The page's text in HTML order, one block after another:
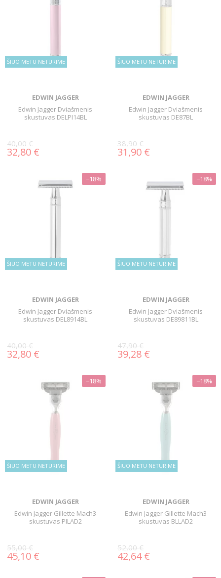
ŠIUO METU NETURIME
EDWIN JAGGER
Edwin Jagger Dviašmenis
skustuvas DELPI14BL
40,00 €
32,80 €
ŠIUO METU NETURIME
EDWIN JAGGER
Edwin Jagger Dviašmenis
skustuvas DE87BL
38,90 €
31,90 €
ŠIUO METU NETURIME
−18%
EDWIN JAGGER
Edwin Jagger Dviašmenis
skustuvas DEL8914BL
40,00 €
32,80 €
ŠIUO METU NETURIME
−18%
EDWIN JAGGER
Edwin Jagger Dviašmenis
skustuvas DE89811BL
47,90 €
39,28 €
ŠIUO METU NETURIME
−18%
EDWIN JAGGER
Edwin Jagger Gillette Mach3
skustuvas PILAD2
55,00 €
45,10 €
ŠIUO METU NETURIME
−18%
EDWIN JAGGER
Edwin Jagger Gillette Mach3
skustuvas BLLAD2
52,00 €
42,64 €